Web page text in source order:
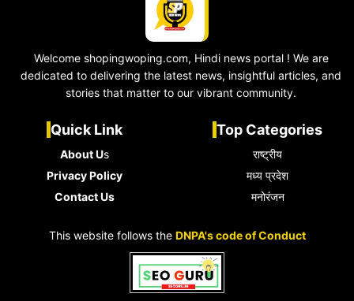
Welcome shopingwoping.com, Hindi news portal ! We are
dedicated to delivering the latest news, insightful articles, and
stories that matter to our vibrant community.
Quick Link
About Us
Privacy Policy
Contact Us
Top Categories
राष्ट्रीय
मध्य प्रदेश
मनोरंजन
This website follows the DNPA's code of Conduct